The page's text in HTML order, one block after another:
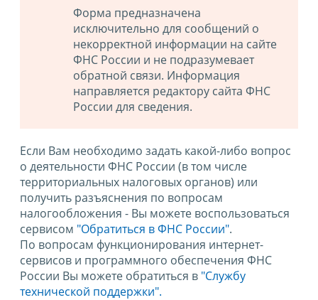
Форма предназначена
исключительно для сообщений о
некорректной информации на сайте
ФНС России и не подразумевает
обратной связи. Информация
направляется редактору сайта ФНС
России для сведения.
Если Вам необходимо задать какой-либо вопрос
о деятельности ФНС России (в том числе
территориальных налоговых органов) или
получить разъяснения по вопросам
налогообложения - Вы можете воспользоваться
сервисом "Обратиться в ФНС России".
По вопросам функционирования интернет-
сервисов и программного обеспечения ФНС
России Вы можете обратиться в "Службу
технической поддержки".